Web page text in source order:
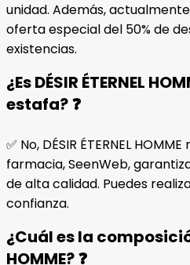
unidad. Además,
oferta especial del 50% de
existencias.
¿Es DÉSIR ÉTERNEL
estafa? ❓
✅ No, DÉSIR ÉTERNEL
farmacia, SeenWeb,
de alta calidad. Puedes
confianza.
¿Cuál es la
HOMME? ❓